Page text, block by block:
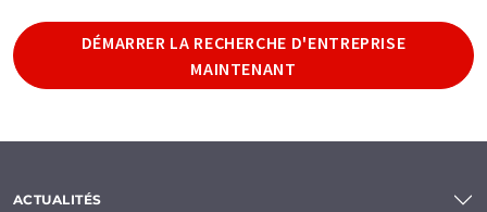
DÉMARRER LA RECHERCHE D'ENTREPRISE
MAINTENANT
ACTUALITÉS